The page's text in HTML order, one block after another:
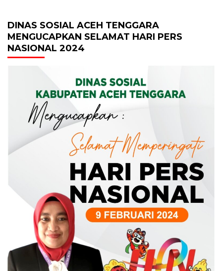
DINAS SOSIAL ACEH TENGGARA
MENGUCAPKAN SELAMAT HARI PERS
NASIONAL 2024